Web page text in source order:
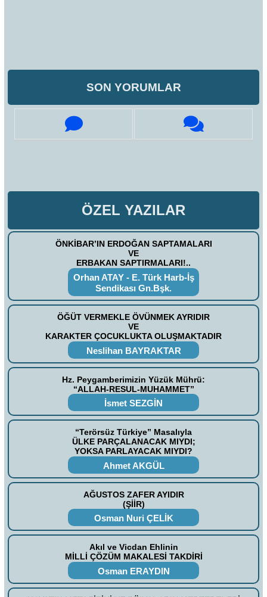
SON YORUMLAR
ÖZEL YAZILAR
ÖNKİBAR’IN ERDOĞAN SAPTAMALARI
VE
ERBAKAN SAPTIRMALARI!..
Orhan ATAY - E. Türk Harb-İş
Sendikası Gn.Bşk.
ÖĞÜT VERMEKLE ÖVÜNMEK AYRIDIR
VE
KARAKTER ÇOCUKLUKTA OLUŞMAKTADIR
Neslihan BAYRAKTAR
Hz. Peygamberimizin Yüzük Mührü:
“ALLAH-RESUL-MUHAMMET”
İsmet SEZGİN
“Terörsüz Türkiye” Masalıyla
ÜLKE PARÇALANACAK MIYDI;
YOKSA PARLAYACAK MIYDI?
Ahmet AKGÜL
AĞUSTOS ZAFER AYIDIR
(ŞİİR)
Osman Nuri ÇELİK
Akıl ve Vicdan Ehlinin
MİLLİ ÇÖZÜM MAKALESİ TAKDİRİ
Osman ERAYDIN